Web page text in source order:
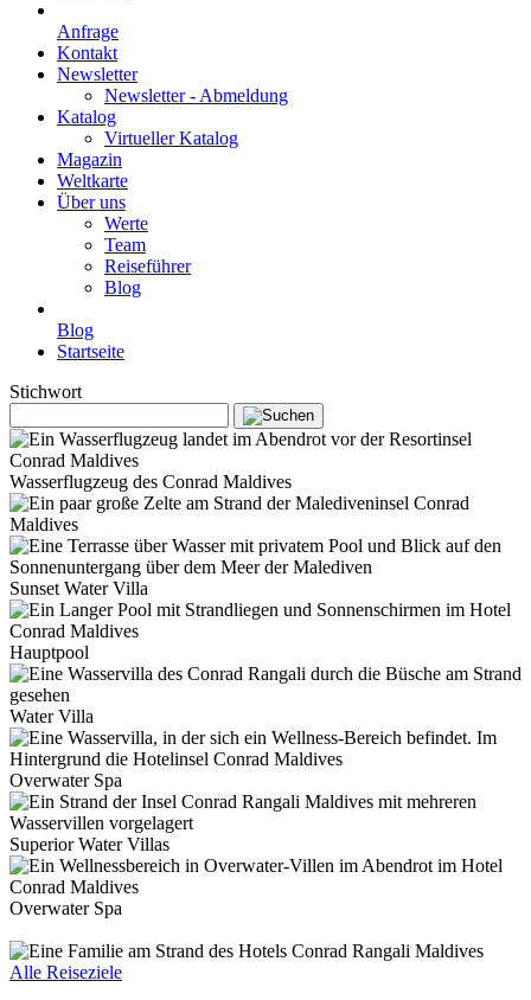
Anfrage
Kontakt
Newsletter
Newsletter - Abmeldung
Katalog
Virtueller Katalog
Magazin
Weltkarte
Über uns
Werte
Team
Reiseführer
Blog
Blog
Startseite
Stichwort
Wasserflugzeug des Conrad Maldives
Sunset Water Villa
Hauptpool
Water Villa
Overwater Spa
Superior Water Villas
Overwater Spa
Alle Reiseziele